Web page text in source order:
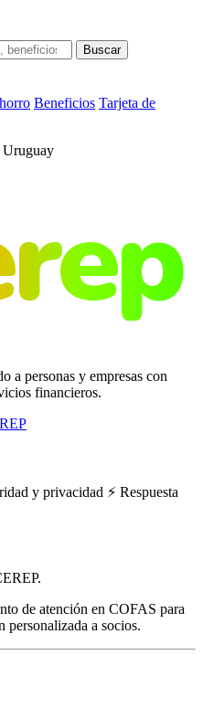
Buscar
Beneficios Tarjeta de
Uruguay
a personas y empresas con
financieros.
y privacidad ⚡ Respuesta
de atención en COFAS para
personalizada a socios.